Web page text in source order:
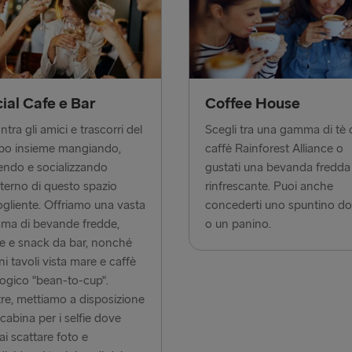
Liepāja →
Liverpool →
Rosslare →
Rostock →
Trelleborg
Cafe e Bar
gli amici e trascorri del
insieme mangiando,
e socializzando
di questo spazio
Offriamo una vasta
di bevande fredde,
e snack da bar, nonché
tavoli vista mare e caffè
"bean-to-cup".
mettiamo a disposizione
per i selfie dove
scattare foto e
Coffee House
Scegli tra una gamma di tè
caffè Rainforest Alliance o
gustati una bevanda fredda
rinfrescante. Puoi anche
concederti uno spuntino
o un panino.